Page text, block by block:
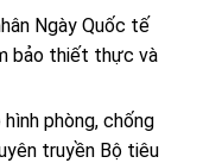
Ngày Quốc tế
bảo thiết thực và
hình phòng, chống
truyền Bộ tiêu